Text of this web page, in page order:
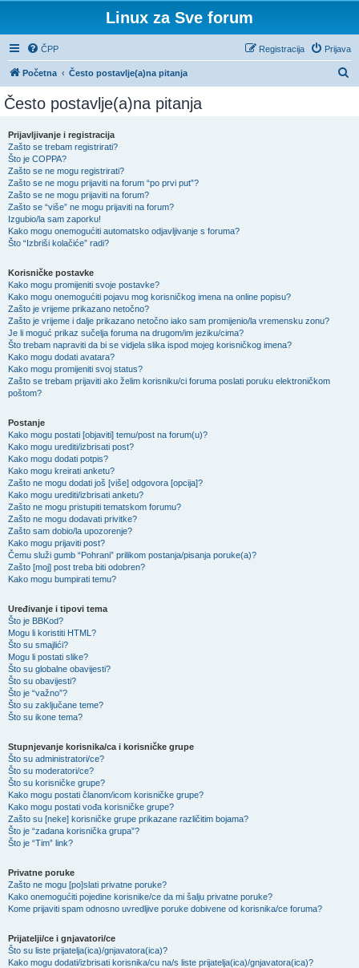
Linux za Sve forum
ČPP Prijava
Registracija
Početna Često postavlje(a)na pitanja
Često postavlje(a)na pitanja
Prijavljivanje i registracija
Zašto se trebam registrirati?
Što je COPPA?
Zašto se ne mogu registrirati?
Zašto se ne mogu prijaviti na forum “po prvi put”?
Zašto se ne mogu prijaviti na forum?
Zašto se “više” ne mogu prijaviti na forum?
Izgubio/la sam zaporku!
Kako mogu onemogućiti automatsko odjavljivanje s foruma?
Što “Izbriši kolačiće” radi?
Korisničke postavke
Kako mogu promijeniti svoje postavke?
Kako mogu onemogućiti pojavu mog korisničkog imena na online popisu?
Zašto je vrijeme prikazano netočno?
Zašto je vrijeme i dalje prikazano netočno iako sam promijenio/la vremensku zonu?
Je li moguć prikaz sučelja foruma na drugom/im jeziku/cima?
Što trebam napraviti da bi se vidjela slika ispod mojeg korisničkog imena?
Kako mogu dodati avatara?
Kako mogu promijeniti svoj status?
Zašto se trebam prijaviti ako želim korisniku/ci foruma poslati poruku elektroničkom
poštom?
Postanje
Kako mogu postati [objaviti] temu/post na forum(u)?
Kako mogu urediti/izbrisati post?
Kako mogu dodati potpis?
Kako mogu kreirati anketu?
Zašto ne mogu dodati još [više] odgovora [opcija]?
Kako mogu urediti/izbrisati anketu?
Zašto ne mogu pristupiti tematskom forumu?
Zašto ne mogu dodavati privitke?
Zašto sam dobio/la upozorenje?
Kako mogu prijaviti post?
Čemu služi gumb “Pohrani” prilikom postanja/pisanja poruke(a)?
Zašto [moj] post treba biti odobren?
Kako mogu bumpirati temu?
Uređivanje i tipovi tema
Što je BBKod?
Mogu li koristiti HTML?
Što su smajlići?
Mogu li postati slike?
Što su globalne obavijesti?
Što su obavijesti?
Što je “važno”?
Što su zaključane teme?
Što su ikone tema?
Stupnjevanje korisnika/ca i korisničke grupe
Što su administratori/ce?
Što su moderatori/ce?
Što su korisničke grupe?
Kako mogu postati članom/icom korisničke grupe?
Kako mogu postati vođa korisničke grupe?
Zašto su [neke] korisničke grupe prikazane različitim bojama?
Što je “zadana korisnička grupa”?
Što je “Tim” link?
Privatne poruke
Zašto ne mogu [po]slati privatne poruke?
Kako onemogućiti pojedine korisnike/ce da mi šalju privatne poruke?
Kome prijaviti spam odnosno uvredljive poruke dobivene od korisnika/ce foruma?
Prijatelji/ce i gnjavatori/ce
Što su liste prijatelja(ica)/gnjavatora(ica)?
Kako mogu dodati/izbrisati korisnika/cu na/s liste prijatelja(ica)/gnjavatora(ica)?